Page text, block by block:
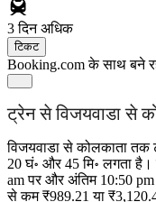
3 दिनअधिक
टिकट
Booking.com के साथ बने
ट्रेन से विजयवाडा से
विजयवाडा से कोलकाता तक
20 घं॰ और 45 मि॰ लगता
am पर और अंतिम 10:50
से कम ₹989.21 या